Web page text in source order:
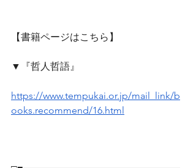
【書籍ページはこちら】
▼『哲人哲語』
https://www.tempukai.or.jp/mail_link/b
ooks.recommend/16.html